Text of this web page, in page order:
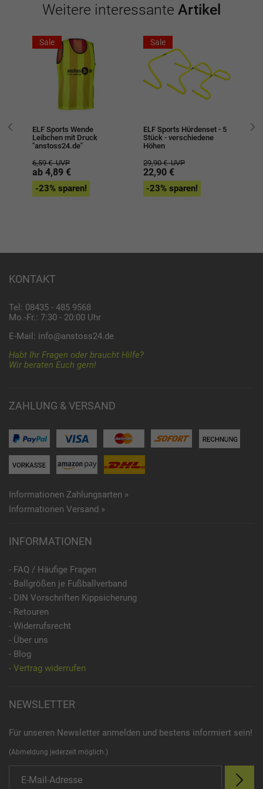
Weitere interessante Artikel
Sale
ELF Sports Wende
Leibchen mit Druck
"anstoss24.de"
6,59 €UVP
ab 4,89 €
-23% sparen!
Sale
ELF Sports Hürdenset - 5
Stück - verschiedene
Höhen
29,90 €UVP
22,90 €
-23% sparen!
KONTAKT
Tel: 08435 - 485 9568
Mo.-Fr.: 7:30 - 20:00 Uhr
E-Mail: info@anstoss24.de
Habt Ihr Fragen oder braucht Hilfe?
Wir beraten Euch gern!
ZAHLUNG & VERSAND
Informationen Zahlungsarten »
Informationen Versand »
INFORMATIONEN
- FAQ / Häufige Fragen
- Ballgrößen je Fußballverband
- DIN Vorschriften Kippsicherung
- Retouren
- Widerrufsrecht
- Über uns
- Blog
- Vertrag widerrufen
NEWSLETTER
Für unseren Newsletter anmelden und bestens informiert sein!
(Abmeldung jederzeit möglich.)